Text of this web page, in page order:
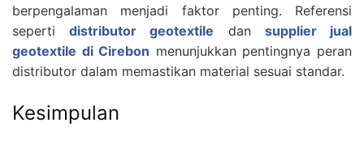
berpengalaman menjadi faktor penting. Referensi
sepertidistributor geotextile dan supplier jual
geotextile di Cirebon menunjukkan pentingnya peran
distributor dalam memastikan material sesuai standar.
Kesimpulan